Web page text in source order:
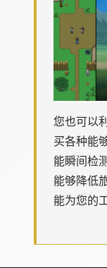
您也可以
买各种能
能瞬间检
能够降低
能为您的